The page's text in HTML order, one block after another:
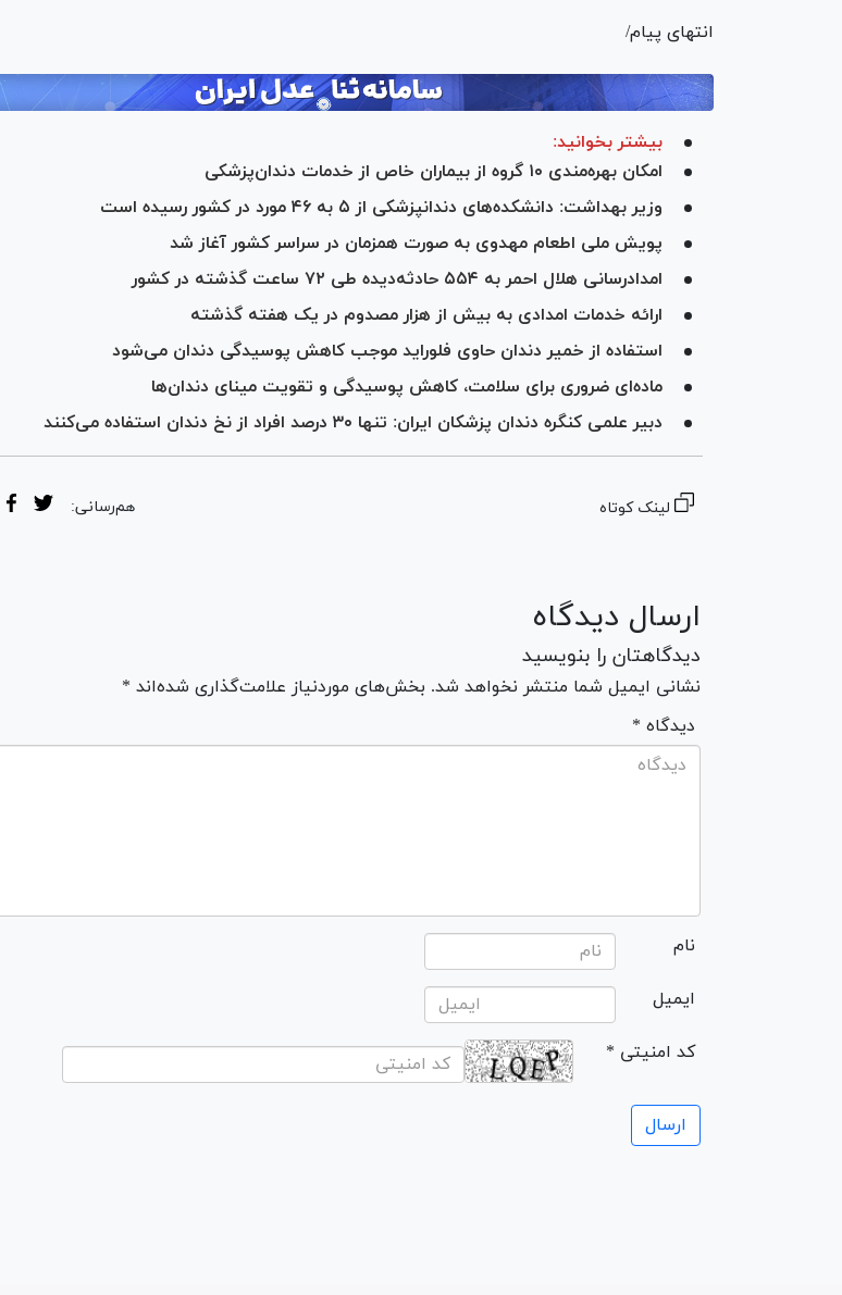
انتهای پیام/
بیشتر بخوانید:
امکان بهره‌مندی ۱۰ گروه از بیماران خاص از خدمات دندان‌پزشکی
وزیر بهداشت: دانشکده‌های دندانپزشکی از ۵ به ۴۶ مورد در کشور رسیده است
پویش ملی اطعام مهدوی به صورت همزمان در سراسر کشور آغاز شد
امدادرسانی هلال احمر به ۵۵۴ حادثه‌دیده طی ۷۲ ساعت گذشته در کشور
ارائه خدمات امدادی به بیش از هزار مصدوم در یک هفته گذشته
استفاده از خمیر دندان حاوی فلوراید موجب کاهش پوسیدگی دندان می‌شود
ماده‌ای ضروری برای سلامت، کاهش پوسیدگی و تقویت مینای دندان‌‌ها
دبیر علمی کنگره دندان پزشکان ایران: تنها ۳۰ درصد افراد از نخ دندان استفاده می‌کنند
لینک کوتاه هم‌رسانی:
ارسال دیدگاه
دیدگاهتان را بنویسید
نشانی ایمیل شما منتشر نخواهد شد. بخش‌های موردنیاز علامت‌گذاری شده‌اند *
* دیدگاه
نام
ایمیل
* کد امنیتی